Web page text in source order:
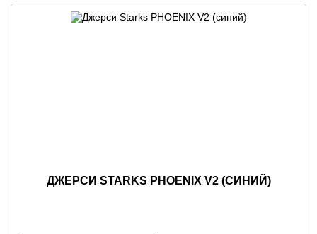
ДЖЕРСИ STARKS PHOENIX V2 (СИНИЙ)